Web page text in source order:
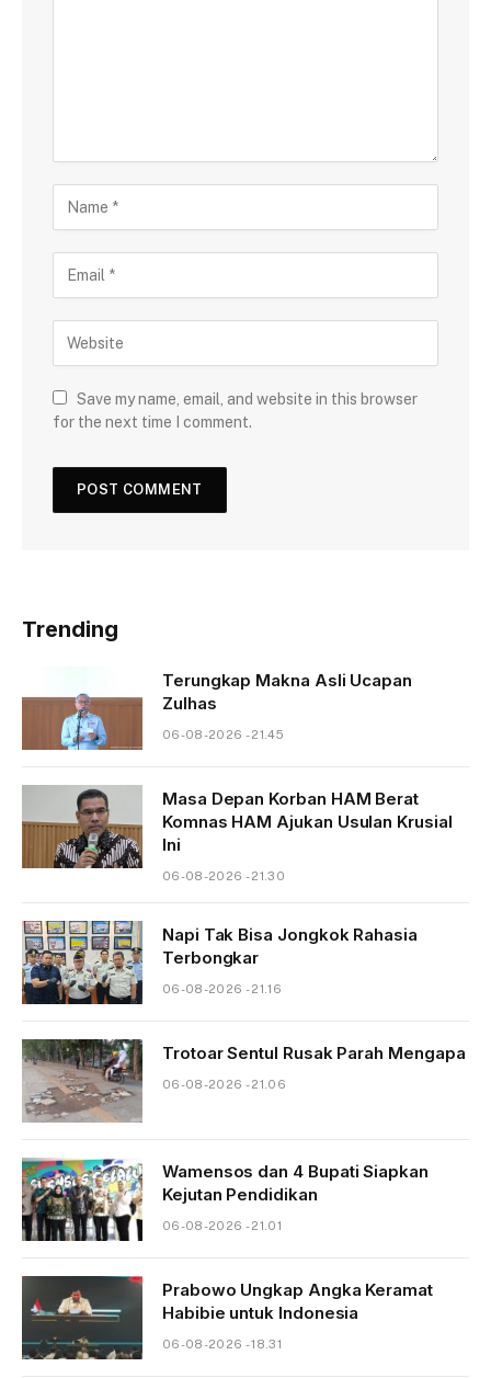
Save my name, email, and website in this browser
for the next time I comment.
Trending
Terungkap Makna Asli Ucapan
Zulhas
06-08-2026 - 21.45
Masa Depan Korban HAM Berat
Komnas HAM Ajukan Usulan Krusial
Ini
06-08-2026 - 21.30
Napi Tak Bisa Jongkok Rahasia
Terbongkar
06-08-2026 - 21.16
Trotoar Sentul Rusak Parah Mengapa
06-08-2026 - 21.06
Wamensos dan 4 Bupati Siapkan
Kejutan Pendidikan
06-08-2026 - 21.01
Prabowo Ungkap Angka Keramat
Habibie untuk Indonesia
06-08-2026 - 18.31